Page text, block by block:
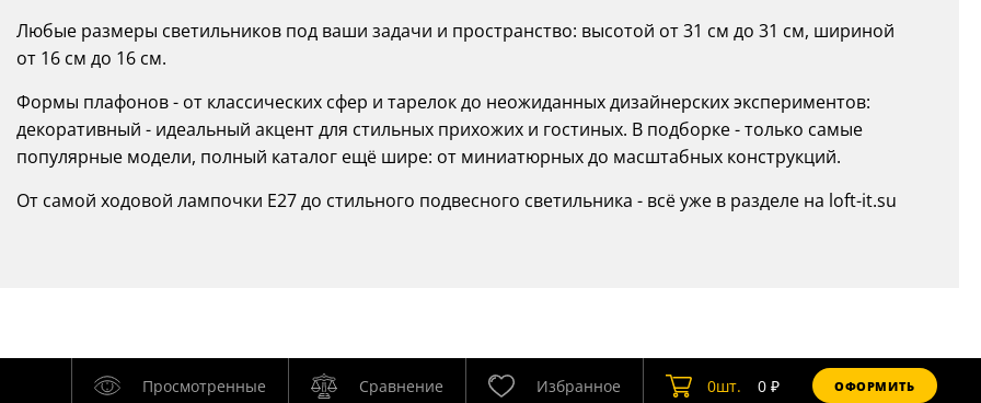
Любые размеры светильников под ваши задачи и пространство: высотой от 31 см до 31 см, шириной
от 16 см до 16 см.
Формы плафонов - от классических сфер и тарелок до неожиданных дизайнерских экспериментов:
декоративный - идеальный акцент для стильных прихожих и гостиных. В подборке - только самые
популярные модели, полный каталог ещё шире: от миниатюрных до масштабных конструкций.
От самой ходовой лампочки Е27 до стильного подвесного светильника - всё уже в разделе на loft-it.su
Просмотренные Сравнение Избранное 0шт. 0₽ ОФОРМИТЬ